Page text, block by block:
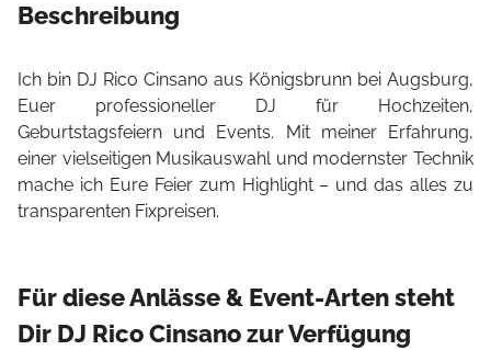
Beschreibung
Ich bin DJ Rico Cinsano aus Königsbrunn bei Augsburg,
Euer professioneller DJ für Hochzeiten,
Geburtstagsfeiern und Events. Mit meiner Erfahrung,
einer vielseitigen Musikauswahl und modernster Technik
mache ich Eure Feier zum Highlight – und das alles zu
transparenten Fixpreisen.
Für diese Anlässe & Event-Arten steht
Dir DJ Rico Cinsano zur Verfügung